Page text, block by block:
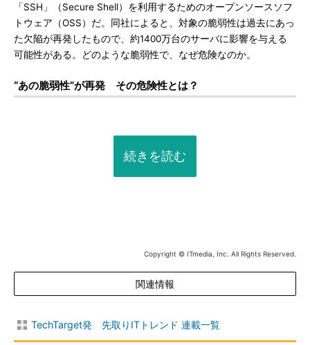
「SSH」（Secure Shell）を利用するためのオープンソースソフ
トウェア（OSS）だ。同社によると、対象の脆弱性は過去にあっ
た欠陥が再発したもので、約1400万台のサーバに影響を与える
可能性がある。どのような脆弱性で、なぜ危険なのか。
“あの脆弱性”が再発 その危険性とは？
続きを読む
Copyright © ITmedia, Inc. All Rights Reserved.
関連情報
TechTarget発 先取りITトレンド 連載一覧